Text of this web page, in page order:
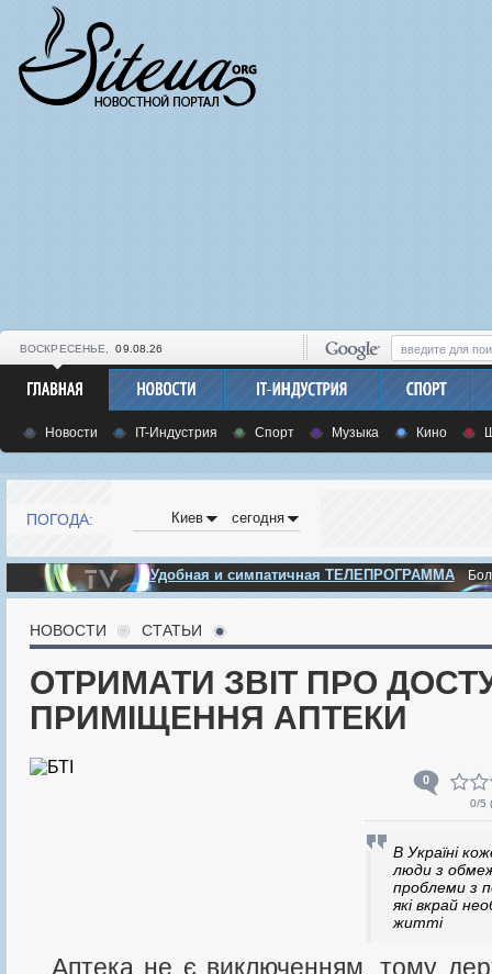
ВОСКРЕСЕНЬЕ, 09.08.26
Новости IT-Индустрия Спорт Музыка Кино
ПОГОДА: Киев сегодня
Удобная и симпатичная ТЕЛЕПРОГРАММА
НОВОСТИ СТАТЬИ
ОТРИМАТИ ЗВІТ ПРО
ПРИМІЩЕННЯ АПТЕКИ
0
0/5 (
В Україні
люди з
проблеми з
які вкрай
житті
Аптека не є виключенням, тому держава заздалегідь